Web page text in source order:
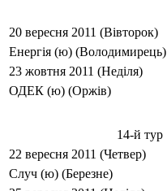
20 вересня 2011 (Вівторок)
Енергія (ю) (Володимирець)
23 жовтня 2011 (Неділя)
ОДЕК (ю) (Оржів)
14-й тур
22 вересня 2011 (Четвер)
Случ (ю) (Березне)